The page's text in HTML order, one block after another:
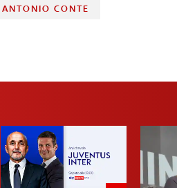
ANTONIO CONTE